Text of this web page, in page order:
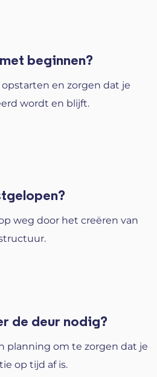
beginnen?
en zorgen dat je
wordt en blijft.
weg door het creëren van
de deur nodig?
planning om te zorgen dat je
op tijd af is.